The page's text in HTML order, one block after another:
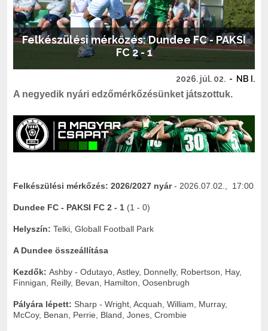
Felkészülési mérkőzés: Dundee FC - PAKSI
FC 2 - 1
2026. júl. 02. - NB I.
A negyedik nyári edzőmérkőzésünket játszottuk.
Felkészülési mérkőzés: 2026/2027 nyár- 2026.07.02., 17:00
Dundee FC - PAKSI FC 2 - 1 (1 - 0)
Helyszín: Telki, Globall Football Park
A Dundee összeállítása
Kezdők: Ashby - Odutayo, Astley, Donnelly, Robertson, Hay,
Finnigan, Reilly, Bevan, Hamilton, Oosenbrugh
Pályára lépett: Sharp - Wright, Acquah, William, Murray,
McCoy, Benan, Perrie, Bland, Jones, Crombie